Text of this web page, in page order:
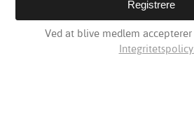
Ved at blive medlem
Integritetspolicy.